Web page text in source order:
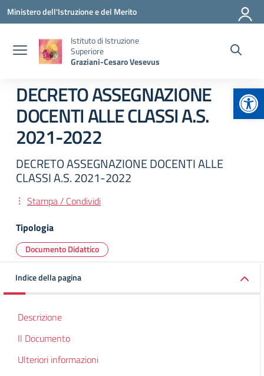
Vai ai contenuti
Vai al menu di navigazione
Vai al footer
Ministero dell'Istruzione e del Merito
Istituto di Istruzione
Superiore
Graziani-Cesaro Vesevus
DECRETO ASSEGNAZIONE
DOCENTI ALLE CLASSI A.S.
2021-2022
DECRETO ASSEGNAZIONE DOCENTI ALLE
CLASSI A.S. 2021-2022
Stampa / Condividi
Tipologia
Documento Didattico
Indice della pagina
Descrizione
Il Documento
Ulteriori informazioni